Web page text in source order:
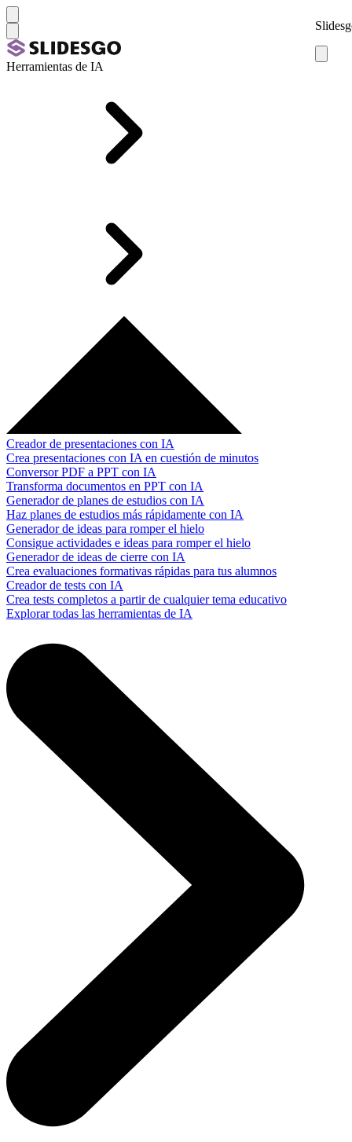
Herramientas de IA
Creador de presentaciones con IA
Crea presentaciones con IA en cuestión de minutos
Conversor PDF a PPT con IA
Transforma documentos en PPT con IA
Generador de planes de estudios con IA
Haz planes de estudios más rápidamente con IA
Generador de ideas para romper el hielo
Consigue actividades e ideas para romper el hielo
Generador de ideas de cierre con IA
Crea evaluaciones formativas rápidas para tus alumnos
Creador de tests con IA
Crea tests completos a partir de cualquier tema educativo
Explorar todas las herramientas de IA